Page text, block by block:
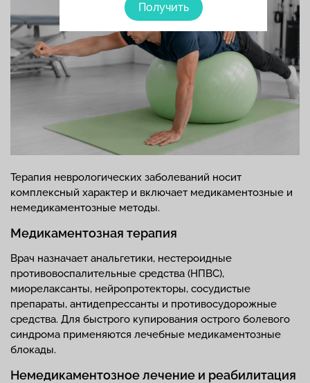
Получить
Терапия неврологических заболеваний носит
комплексный характер и включает медикаментозные и
немедикаментозные методы.
Медикаментозная терапия
Врач назначает анальгетики, нестероидные
противовоспалительные средства (НПВС),
миорелаксанты, нейропротекторы, сосудистые
препараты, антидепрессанты и противосудорожные
средства. Для быстрого купирования острого болевого
синдрома применяются лечебные медикаментозные
блокады.
Немедикаментозное лечение и реабилитация